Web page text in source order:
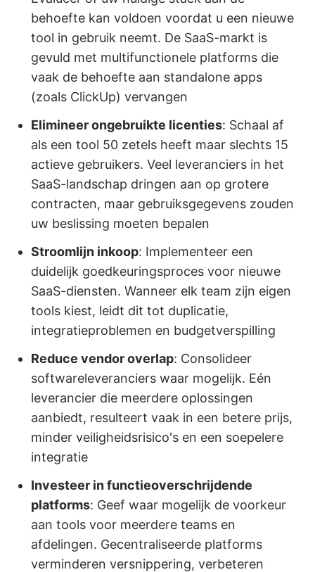
behoefte kan voldoen voordat u een nieuwe
tool in gebruik neemt. De SaaS-markt is
gevuld met multifunctionele platforms die
vaak de behoefte aan standalone apps
(zoals ClickUp) vervangen
Elimineer ongebruikte licenties: Schaal af
als een tool 50 zetels heeft maar slechts 15
actieve gebruikers. Veel leveranciers in het
SaaS-landschap dringen aan op grotere
contracten, maar gebruiksgegevens zouden
uw beslissing moeten bepalen
Stroomlijn inkoop: Implementeer een
duidelijk goedkeuringsproces voor nieuwe
SaaS-diensten. Wanneer elk team zijn eigen
tools kiest, leidt dit tot duplicatie,
integratieproblemen en budgetverspilling
Reduce vendor overlap: Consolideer
softwareleveranciers waar mogelijk. Eén
leverancier die meerdere oplossingen
aanbiedt, resulteert vaak in een betere prijs,
minder veiligheidsrisico's en een soepelere
integratie
Investeer in functieoverschrijdende
platforms: Geef waar mogelijk de voorkeur
aan tools voor meerdere teams en
afdelingen. Gecentraliseerde platforms
verminderen versnippering, verbeteren